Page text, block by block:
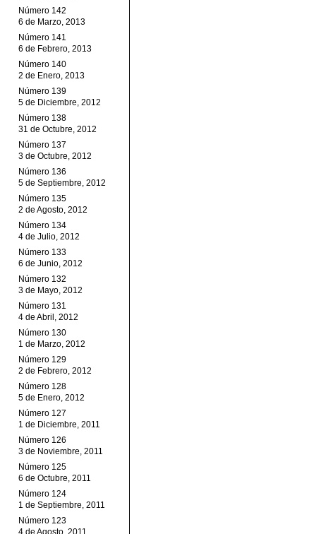
Número 142
6 de Marzo, 2013
Número 141
6 de Febrero, 2013
Número 140
2 de Enero, 2013
Número 139
5 de Diciembre, 2012
Número 138
31 de Octubre, 2012
Número 137
3 de Octubre, 2012
Número 136
5 de Septiembre, 2012
Número 135
2 de Agosto, 2012
Número 134
4 de Julio, 2012
Número 133
6 de Junio, 2012
Número 132
3 de Mayo, 2012
Número 131
4 de Abril, 2012
Número 130
1 de Marzo, 2012
Número 129
2 de Febrero, 2012
Número 128
5 de Enero, 2012
Número 127
1 de Diciembre, 2011
Número 126
3 de Noviembre, 2011
Número 125
6 de Octubre, 2011
Número 124
1 de Septiembre, 2011
Número 123
4 de Agosto, 2011